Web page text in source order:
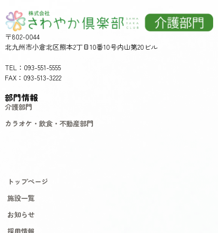
〒802-0044
北九州市小倉北区熊本2丁目10番10号内山第20ビル
TEL：093-551-5555
FAX：093-513-3222
部門情報
介護部門
カラオケ・飲食・不動産部門
トップページ
施設一覧
お知らせ
採用情報